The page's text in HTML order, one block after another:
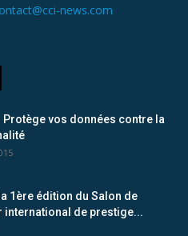
news.com
Protège vos données contre la
1ère édition du Salon de
international de prestige...